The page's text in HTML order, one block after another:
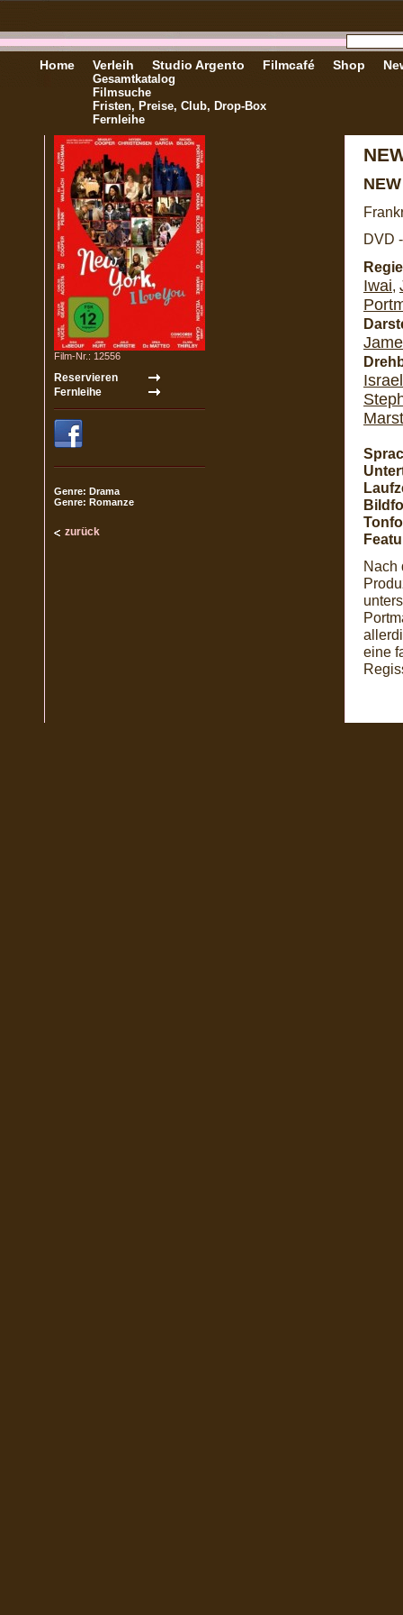
Home Verleih
Gesamtkatalog
Filmsuche
Fristen, Preise, Club, Drop-Box
Fernleihe
Studio Argento Filmcafé Shop
Film-Nr.: 12556
Genre: Drama
Genre: Romanze
zurück
DVD
Iwai,
Nach
eine